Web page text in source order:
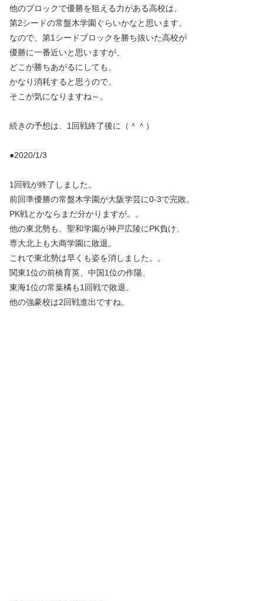
他のブロックで優勝を狙える力がある高校は、
第2シードの常盤木学園ぐらいかなと思います。
なので、第1シードブロックを勝ち抜いた高校が
優勝に一番近いと思いますが、
どこが勝ちあがるにしても、
かなり消耗すると思うので、
そこが気になりますね～。
続きの予想は、1回戦終了後に（＾＾）
●2020/1/3
1回戦が終了しました。
前回準優勝の常盤木学園が大阪学芸に0-3で完敗。
PK戦とかならまだ分かりますが。。
他の東北勢も、聖和学園が神戸広陵にPK負け、
専大北上も大商学園に敗退。
これで東北勢は早くも姿を消しました。。
関東1位の前橋育英、中国1位の作陽、
東海1位の常葉橘も1回戦で敗退。
他の強豪校は2回戦進出ですね。